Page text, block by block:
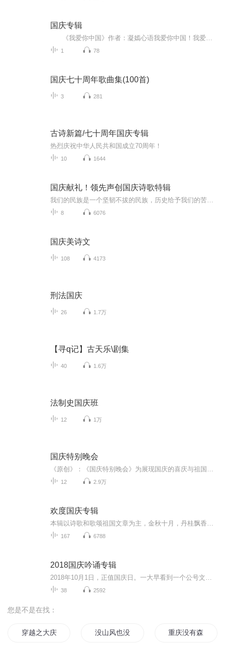
国庆专辑
1 78
国庆七十周年歌曲集(100首)
3 281
古诗新篇/七十周年国庆专辑
热烈庆祝中华人民共和国成立70周年！
10 1644
国庆献礼！领先声创国庆诗歌特辑
8 6076
国庆美诗文
108 4173
刑法国庆
26 1.7万
【寻q记】古天乐\剧集
40 1.6万
法制史国庆班
12 1万
国庆特别晚会
12 2.9万
欢度国庆专辑
167 6788
2018国庆吟诵专辑
38 2592
您是不是在找：
穿越之大庆帝国 没山风也没你 重庆没有森林